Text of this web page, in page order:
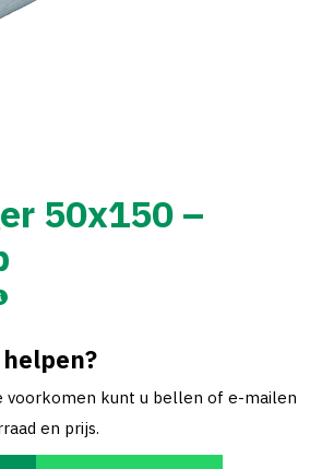
50x150 –
kunt u bellen of e-mailen
en prijs.